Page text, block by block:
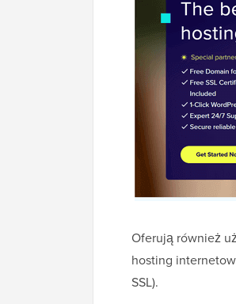
Oferują również
hosting
SSL).